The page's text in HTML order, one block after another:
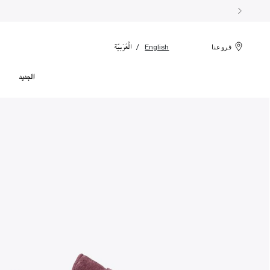
فروعنا English الْعَرَبيّة
الجديد